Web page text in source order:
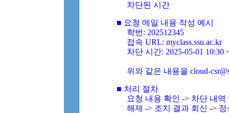
차단된 시간
■ 요청 메일 내용 작성 예시
학번: 202512345
접속 URL: myclass.ssu.ac.kr
차단 시간: 2025-05-01 10:30
위와 같은 내용을 cloud-
■ 처리 절차
요청 내용 확인 -> 차단 내
해제 -> 조치 결과 회신 ->